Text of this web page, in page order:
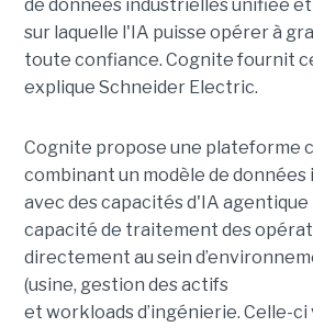
de données industrielles unifiée
sur laquelle l'IA puisse opérer à
toute confiance. Cognite fournit
explique Schneider Electric.
Cognite propose une plateforme
combinant un modèle de
avec des capacités d'IA
capacité de traitement des
directement au sein
(usine, gestion des actifs
et workloads d’ingénierie. Celle-